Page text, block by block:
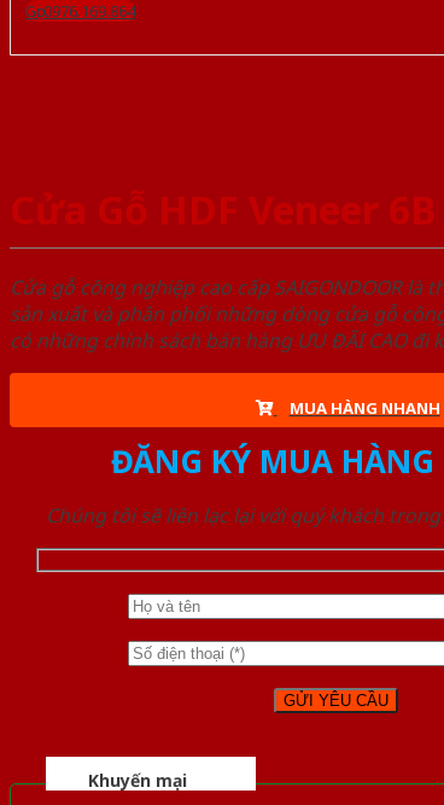
Gọi 0976.169.864
Cửa Gỗ HDF Veneer
Cửa gỗ công nghiệp cao cấp SAIGONDOOR
sản xuất và phân phối những dòng cửa gỗ
có những chính sách bán hàng ƯU ĐÃI CAO
MUA HÀNG NHANH
ĐĂNG KÝ MUA
Chúng tôi sẽ liên lạc lại với quý khách
Khuyến mại